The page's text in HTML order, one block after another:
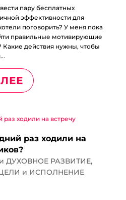
пару бесплатных
эффективности для
поговорить? У меня пока
правильные мотивирующие
Какие действия нужны, чтобы
раз ходили на
ДУХОВНОЕ РАЗВИТИЕ,
и ИСПОЛНЕНИЕ